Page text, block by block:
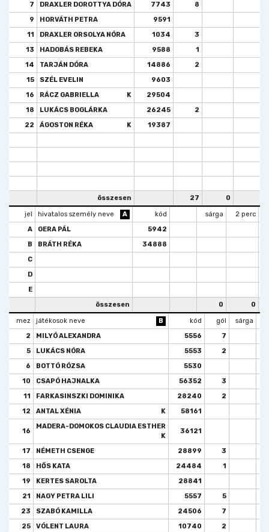
7
DRAXLER DOROTTYA DÓRA 7743
8
9
HORVÁTH PETRA
9591
11
DRAXLER ORSOLYA NÓRA 1034 3
13
HADOBÁS REBEKA 9588
1
14
TARJÁN DÓRA 14886 2
15
SZÉL EVELIN
9603
16
RÁCZ GABRIELLA K
29504
18
LUKÁCS BOGLÁRKA 26245 2
22
ÁGOSTON RÉKA K 19387
összesen 27 0
jel hivatalos személy neve A kód sárga 2 perc
A
GERA PÁL
5942
B
BRÁTH RÉKA
34888
C
D
E
összesen
0 0
mez játékosok neve B kód gól sárga
2
MILYÓ ALEXANDRA 5556
7
5
LUKÁCS NÓRA 5553
2
6
BOTTÓ RÓZSA
5530
10
CSAPÓ HAJNALKA 56352
3
11
FARKASINSZKI DOMINIKA 28240
2
12
ANTAL XÉNIA K 58161
16
MADERA-DOMOKOS CLAUDIA ESTHER
K
36121
17 NÉMETH CSENGE 28899
3
18
HŐS KATA 24484
1
19
KERTES SAROLTA
28841
21
NAGY PETRA LILI 5557
5
23
SZABÓ KAMILLA 24506
7
25
VÓLENT LAURA 10740
2